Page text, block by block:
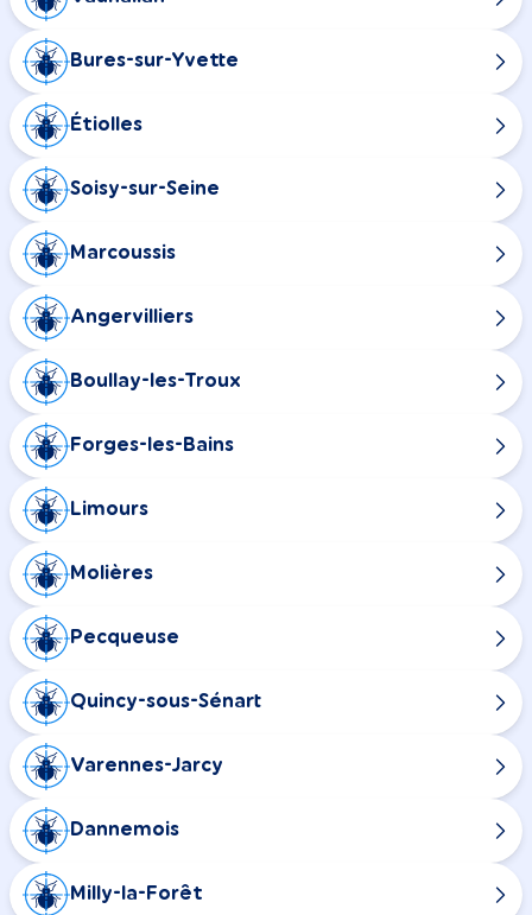
Bures-sur-Yvette
Étiolles
Soisy-sur-Seine
Marcoussis
Angervilliers
Boullay-les-Troux
Forges-les-Bains
Limours
Molières
Pecqueuse
Quincy-sous-Sénart
Varennes-Jarcy
Dannemois
Milly-la-Forêt